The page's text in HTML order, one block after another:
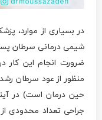
در بسیاری از موارد،
شیمی درمانی سرطان
ضرورت انجام این
منظور از عود سرطان
حین درمان است) در
جراحی تعداد محدودی